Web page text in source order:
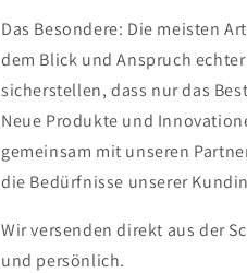
Das Besondere: Die meisten
dem Blick und Anspruch
sicherstellen, dass nur das
Neue Produkte und
gemeinsam mit unseren
die Bedürfnisse unserer
Wir versenden direkt aus der
und persönlich.